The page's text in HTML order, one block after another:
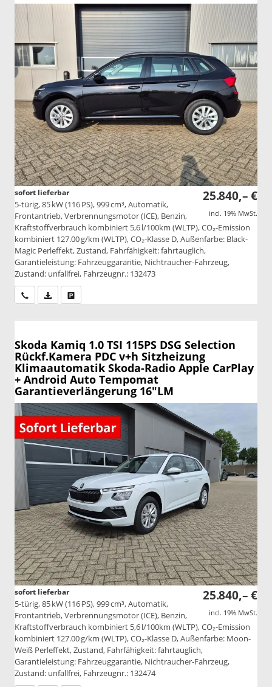
25.840,– €
incl. 19% MwSt.
sofort lieferbar
5-türig, 85 kW (116 PS), 999 cm³, Automatik,
Frontantrieb, Verbrennungsmotor (ICE), Benzin,
Kraftstoffverbrauch kombiniert 5,6 l/100km (WLTP), CO₂-Emission
kombiniert 127.00 g/km (WLTP), CO₂-Klasse D, Außenfarbe: Black-
Magic Perleffekt, Zustand, Fahrfähigkeit: fahrtauglich,
Garantieleistung: Fahrzeuggarantie, Nichtraucher-Fahrzeug,
Zustand: unfallfrei, Fahrzeugnr.: 132473
Wir rufen Sie anPDF-Datei, Fahrzeugexposé drucken
Skoda Kamiq 1.0 TSI 115PS DSG Selection
Rückf.Kamera PDC v+h Sitzheizung
Klimaautomatik Skoda-Radio Apple CarPlay
+ Android Auto Tempomat
Garantieverlängerung 16"LM
25.840,– €
incl. 19% MwSt.
sofort lieferbar
5-türig, 85 kW (116 PS), 999 cm³, Automatik,
Frontantrieb, Verbrennungsmotor (ICE), Benzin,
Kraftstoffverbrauch kombiniert 5,6 l/100km (WLTP), CO₂-Emission
kombiniert 127.00 g/km (WLTP), CO₂-Klasse D, Außenfarbe: Moon-
Weiß Perleffekt, Zustand, Fahrfähigkeit: fahrtauglich,
Garantieleistung: Fahrzeuggarantie, Nichtraucher-Fahrzeug,
Zustand: unfallfrei, Fahrzeugnr.: 132474